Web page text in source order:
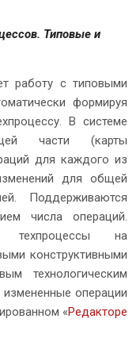
Типовые и
работу с типовыми
формируя
В системе
части (карты
для каждого из
для общей
Поддерживаются
числа операций.
техпроцессы на
конструктивными
технологическим
операции
«Редакторе